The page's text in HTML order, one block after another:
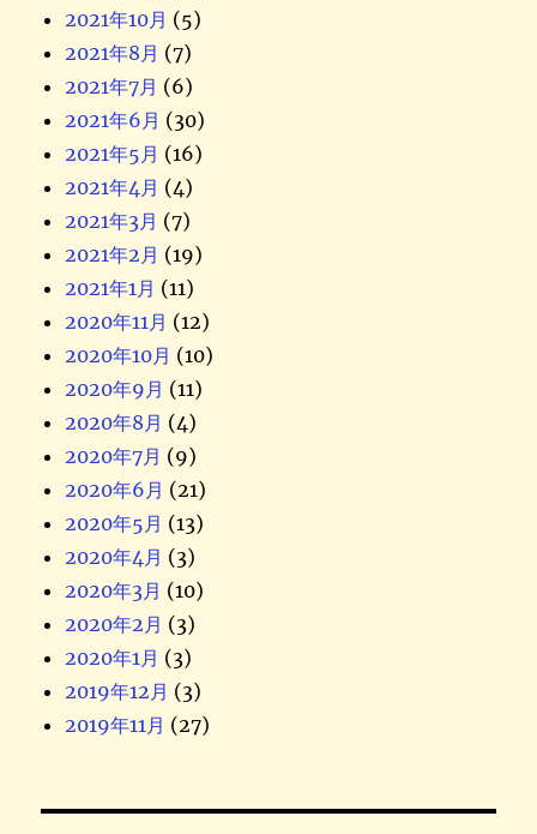
2021年10月 (5)
2021年8月 (7)
2021年7月 (6)
2021年6月 (30)
2021年5月 (16)
2021年4月 (4)
2021年3月 (7)
2021年2月 (19)
2021年1月 (11)
2020年11月 (12)
2020年10月 (10)
2020年9月 (11)
2020年8月 (4)
2020年7月 (9)
2020年6月 (21)
2020年5月 (13)
2020年4月 (3)
2020年3月 (10)
2020年2月 (3)
2020年1月 (3)
2019年12月 (3)
2019年11月 (27)